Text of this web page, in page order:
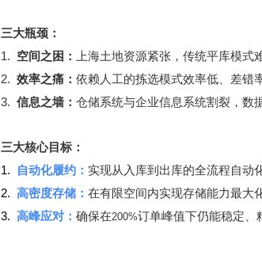
三大瓶颈：
1. 空间之困： 上海土地资源紧张，传统平库模式
2. 效率之痛： 依赖人工的拣选模式效率低、差错
3. 信息之墙： 仓储系统与企业信息系统割裂，数
三大核心目标：
1.
自动化履约： 实现从入库到出库的全流程自动
2. 高密度存储： 在有限空间内实现存储能力最大
3. 高峰应对： 确保在200%订单峰值下仍能稳定、